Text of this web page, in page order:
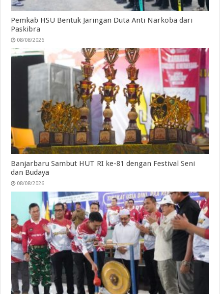
Pemkab HSU Bentuk Jaringan Duta Anti Narkoba dari
Paskibra
08/08/2026
Banjarbaru Sambut HUT RI ke-81 dengan Festival Seni
dan Budaya
08/08/2026